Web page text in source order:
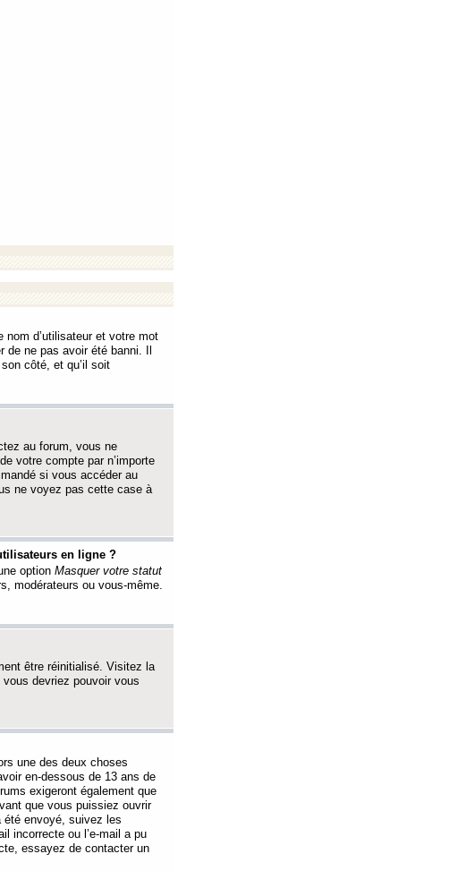
nom d’utilisateur et votre mot
ne pas avoir été banni. Il
côté, et qu’il soit
au forum, vous ne
votre compte par n’importe
si vous accéder au
ne voyez pas cette case à
en ligne ?
option Masquer votre statut
modérateurs ou vous-même.
être réinitialisé. Visitez la
devriez pouvoir vous
une des deux choses
en-dessous de 13 ans de
exigeront également que
que vous puissiez ouvrir
été envoyé, suivez les
incorrecte ou l’e-mail a pu
essayez de contacter un